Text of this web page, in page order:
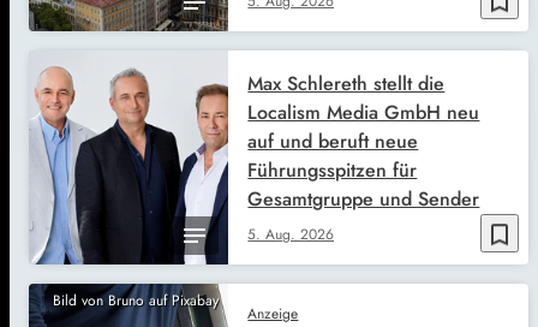
bookmark_border
5. Aug. 2026
Max Schlereth stellt die
Localism Media GmbH neu
auf und beruft neue
Führungsspitzen für
Gesamtgruppe und Sender
Bild von Bruno auf Pixabay
Anzeige